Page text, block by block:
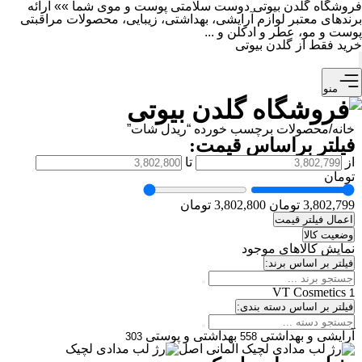
فروشگاه گلدن بیوتی دوست سلامتی پوست و موی شما »» ارائه
برندهای معتبر لوازم آرایشی، بهداشتی، زیبایی، محصولات مراقبتی
پوست و مو، عطر و ادکلن و ...
خرید فقط از گلدن بیوتی
منو
خانه/محصولات برچسب خورده “ریدل شات”
فیلتر براساس قیمت:
از
تا
تومان
3,802,799 تومان 3,802,800 تومان
اعمال فیلتر قیمت
وضعیت کالا
نمایش کالاهای موجود
فیلتر بر اساس برند:
VT Cosmetics 1
فیلتر بر اساس دسته بندی:
آرایشی و بهداشتی 558 بهداشتی و پوستی 303